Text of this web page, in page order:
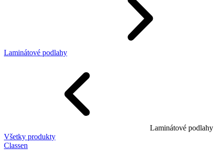
Laminátové podlahy
Laminátové podlahy
Všetky produkty
Classen